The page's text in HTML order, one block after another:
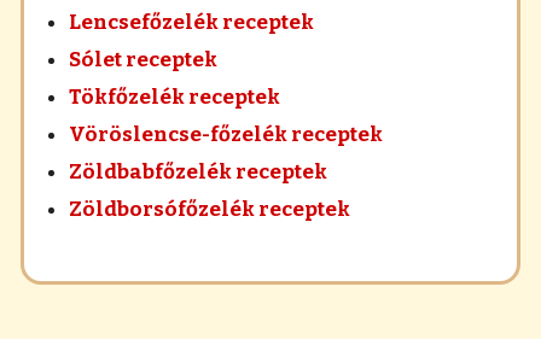
Lencsefőzelék receptek
Sólet receptek
Tökfőzelék receptek
Vöröslencse-főzelék receptek
Zöldbabfőzelék receptek
Zöldborsófőzelék receptek